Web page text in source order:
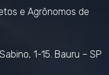
e Agrônomos de
1-15. Bauru – SP